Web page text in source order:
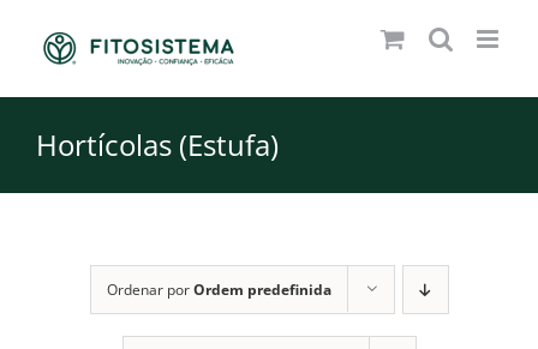
Hortícolas (Estufa)
Ordenar porOrdem predefinida